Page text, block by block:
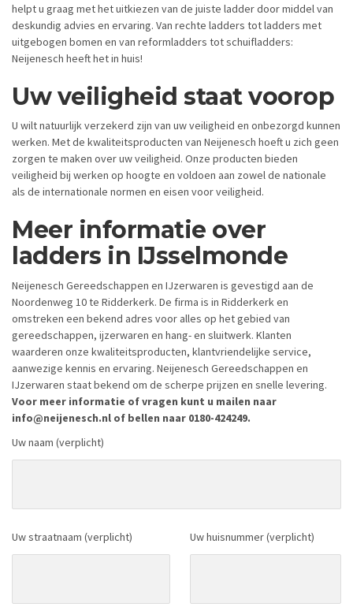
helpt u graag met het uitkiezen van de juiste ladder door middel van
deskundig advies en ervaring. Van rechte ladders tot ladders met
uitgebogen bomen en van reformladders tot schuifladders:
Neijenesch heeft het in huis!
Uw veiligheid staat voorop
U wilt natuurlijk verzekerd zijn van uw veiligheid en onbezorgd kunnen
werken. Met de kwaliteitsproducten van Neijenesch hoeft u zich geen
zorgen te maken over uw veiligheid. Onze producten bieden
veiligheid bij werken op hoogte en voldoen aan zowel de nationale
als de internationale normen en eisen voor veiligheid.
Meer informatie over
ladders in IJsselmonde
Neijenesch Gereedschappen en IJzerwaren is gevestigd aan de
Noordenweg 10 te Ridderkerk. De firma is in Ridderkerk en
omstreken een bekend adres voor alles op het gebied van
gereedschappen, ijzerwaren en hang- en sluitwerk. Klanten
waarderen onze kwaliteitsproducten, klantvriendelijke service,
aanwezige kennis en ervaring. Neijenesch Gereedschappen en
IJzerwaren staat bekend om de scherpe prijzen en snelle levering.
Voor meer informatie of vragen kunt u mailen naar
info@neijenesch.nl of bellen naar 0180-424249.
Uw naam (verplicht)
Uw straatnaam (verplicht) Uw huisnummer (verplicht)